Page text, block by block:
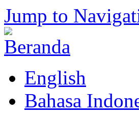
Jump to
English
Bahasa